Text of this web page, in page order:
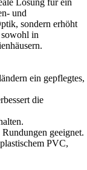
Lösung für ein
und
sondern erhöht
in
ein gepflegtes,
die
geeignet.
PVC,